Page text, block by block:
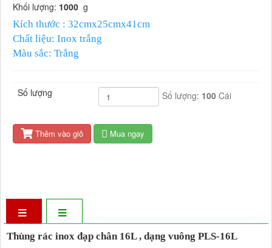
Khối lượng: 1000 g
Kích thước : 32cmx25cmx41cm
Chất liệu: Inox trắng
Màu sắc: Trắng
Số lượng Số lượng: 100 Cái
Thêm vào giỏ Mua ngay
Thùng rác inox đạp chân 16L , dạng vuông PLS-16L